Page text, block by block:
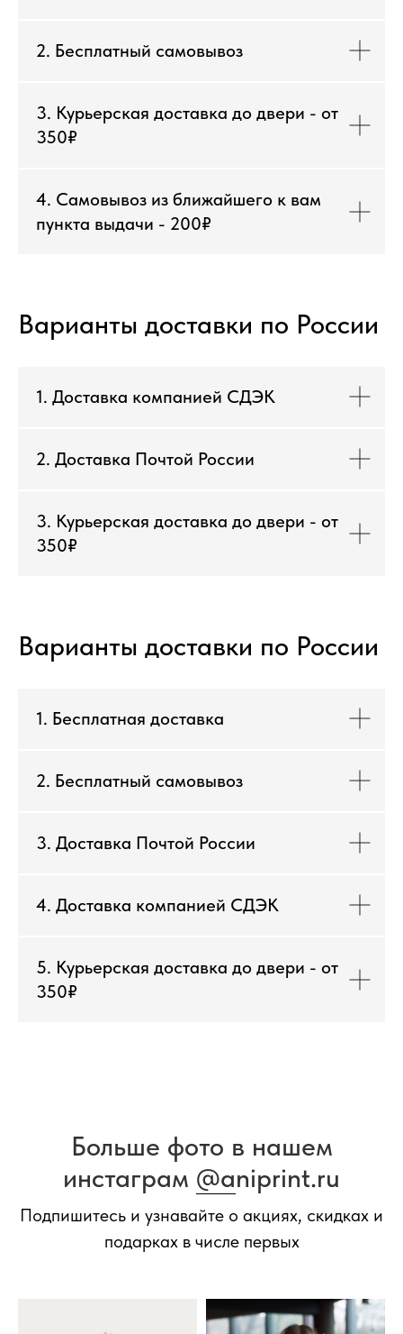
2. Бесплатный самовывоз
3. Курьерская доставка до двери - от
350₽
4. Самовывоз из ближайшего к вам
пункта выдачи - 200₽
Варианты доставки по России
1. Доставка компанией СДЭК
2. Доставка Почтой России
3. Курьерская доставка до двери - от
350₽
Варианты доставки по России
1. Бесплатная доставка
2. Бесплатный самовывоз
3. Доставка Почтой России
4. Доставка компанией СДЭК
5. Курьерская доставка до двери - от
350₽
Больше фото в нашем
инстаграм @aniprint.ru
Подпишитесь и узнавайте о акциях, скидках и
подарках в числе первых